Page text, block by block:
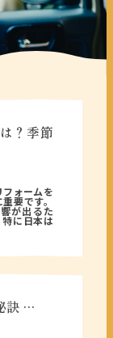
？季節
ォームを
要です。
が出るた
に日本は
訣 …